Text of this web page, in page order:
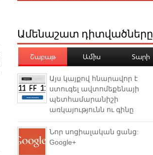
Ամենաշատ դիտվածները
Շաբաթ Ամիս Տարի
Այս կայքով հնարավոր է
ստուգել ավտոմեքենայի
պետհամարանիշի
առկայությունն ու գինը
Նոր սոցիալական ցանց:
Google+